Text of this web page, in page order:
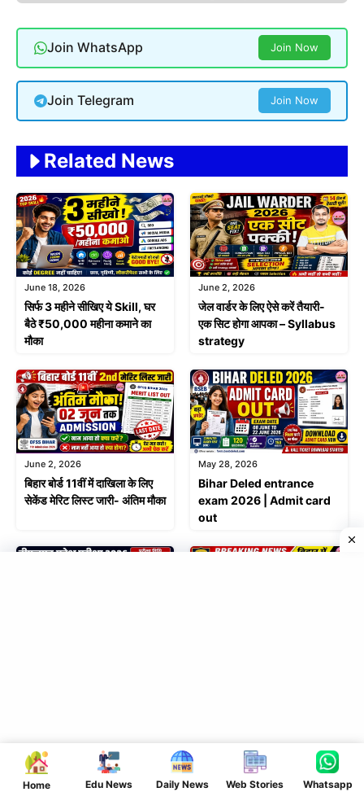
Home Edu News Daily News Web Stories Whatsapp
Join WhatsApp Join Now
Join Telegram Join Now
Related News
June 18, 2026
सिर्फ 3 महीने सीखिए ये Skill, घर
बैठे ₹50,000 महीना कमाने का
मौका
June 2, 2026
जेल वार्डर के लिए ऐसे करें तैयारी-
एक सिट होगा आपका – Syllabus
strategy
June 2, 2026
बिहार बोर्ड 11वीं में दाखिला के लिए
सेकेंड मेरिट लिस्ट जारी- अंतिम मौका
May 28, 2026
Bihar Deled entrance
exam 2026 | Admit card
out
Leave a Comment
Comment